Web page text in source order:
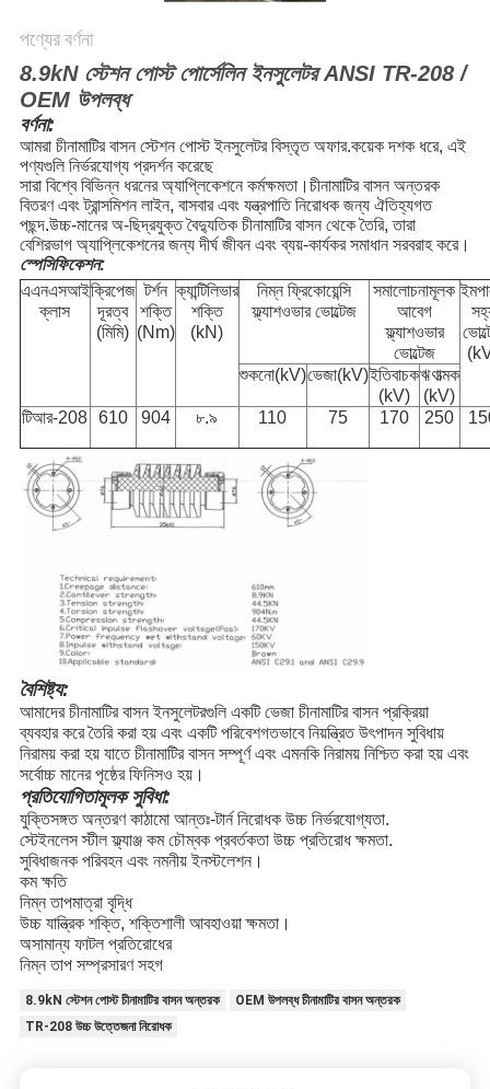
পণ্যের বর্ণনা
8.9kN স্টেশন পোস্ট পোর্সেলিন ইনসুলেটর ANSI TR-208 /
OEM উপলব্ধ
বর্ণনা:
আমরা চীনামাটির বাসন স্টেশন পোস্ট ইনসুলেটর বিস্তৃত অফার.কয়েক দশক ধরে, এই
পণ্যগুলি নির্ভরযোগ্য প্রদর্শন করেছে
সারা বিশ্বে বিভিন্ন ধরনের অ্যাপ্লিকেশনে কর্মক্ষমতা।চীনামাটির বাসন অন্তরক
বিতরণ এবং ট্রান্সমিশন লাইন, বাসবার এবং যন্ত্রপাতি নিরোধক জন্য ঐতিহ্যগত
পছন্দ.উচ্চ-মানের অ-ছিদ্রযুক্ত বৈদ্যুতিক চীনামাটির বাসন থেকে তৈরি, তারা
বেশিরভাগ অ্যাপ্লিকেশনের জন্য দীর্ঘ জীবন এবং ব্যয়-কার্যকর সমাধান সরবরাহ করে।
স্পেসিফিকেশন:
এএনএসআই
ক্লাস
ক্রিপেজ
দূরত্ব
(মিমি)
টর্শন
শক্তি
(Nm)
ক্যান্টিলিভার
শক্তি
(kN)
নিম্ন ফ্রিকোয়েন্সি
ফ্ল্যাশওভার ভোল্টেজ
সমালোচনামূলক
আবেগ
ফ্ল্যাশওভার
ভোল্টেজ
শুকনো(kV)ভেজা(kV)ইতিবাচক
(kV)
ঋণাত্মক
(kV)
টিআর-208 610 904 ৮.৯ 110 75 170 250
বৈশিষ্ট্য:
আমাদের চীনামাটির বাসন ইনসুলেটরগুলি একটি ভেজা চীনামাটির বাসন প্রক্রিয়া
ব্যবহার করে তৈরি করা হয় এবং একটি পরিবেশগতভাবে নিয়ন্ত্রিত উৎপাদন সুবিধায়
নিরাময় করা হয় যাতে চীনামাটির বাসন সম্পূর্ণ এবং এমনকি নিরাময় নিশ্চিত করা হয় এবং
সর্বোচ্চ মানের পৃষ্ঠের ফিনিসও হয়।
প্রতিযোগিতামূলক সুবিধা:
যুক্তিসঙ্গত অন্তরণ কাঠামো আন্তঃ-টার্ন নিরোধক উচ্চ নির্ভরযোগ্যতা.
স্টেইনলেস স্টীল ফ্ল্যাঞ্জ কম চৌম্বক প্রবর্তকতা উচ্চ প্রতিরোধ ক্ষমতা.
সুবিধাজনক পরিবহন এবং নমনীয় ইনস্টলেশন।
কম ক্ষতি
নিম্ন তাপমাত্রা বৃদ্ধি
উচ্চ যান্ত্রিক শক্তি, শক্তিশালী আবহাওয়া ক্ষমতা।
অসামান্য ফাটল প্রতিরোধের
নিম্ন তাপ সম্প্রসারণ সহগ
8.9kN স্টেশন পোস্ট চীনামাটির বাসন অন্তরক
OEM উপলব্ধ চীনামাটির বাসন অন্তরক
TR-208 উচ্চ উত্তেজনা নিরোধক